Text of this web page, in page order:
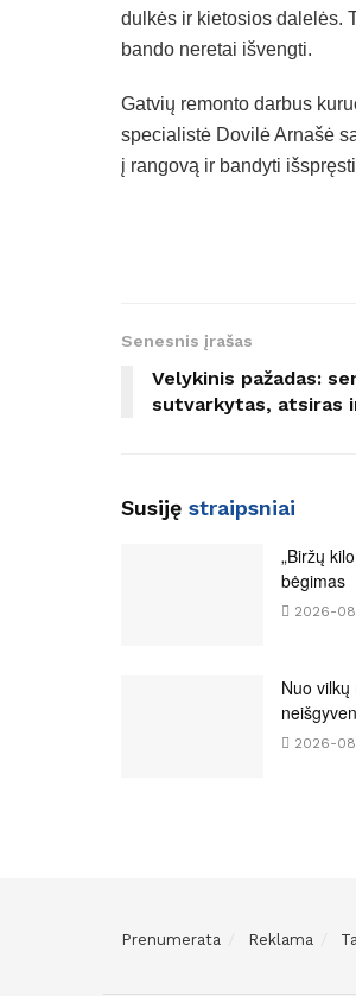
dulkės ir kietosios dalelės.
bando neretai išvengti.
Gatvių remonto darbus
specialistė Dovilė Arnašė
į rangovą ir bandyti
Senesnis įrašas
Velykinis pažadas:
sutvarkytas, atsiras
Susiję straipsniai
„Biržų
bėgimas
2026-
Nuo
2026-
Prenumerata Reklama